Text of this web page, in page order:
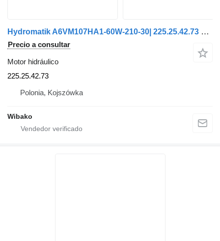
Hydromatik A6VM107HA1-60W-210-30| 225.25.42.73 motor hidráulico
Precio a consultar
Motor hidráulico
225.25.42.73
Polonia, Kojszówka
Wibako